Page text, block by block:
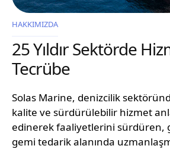
HAKKIMIZDA
25 Yıldır Sektörde
Tecrübe
Solas Marine, denizcilik
kalite ve sürdürülebilir hizmet
edinerek faaliyetlerini sürdüren,
gemi tedarik alanında